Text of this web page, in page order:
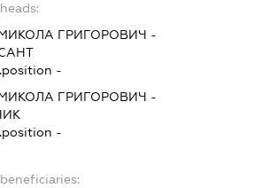
ГРИГОРОВИЧ -
-
ГРИГОРОВИЧ -
-